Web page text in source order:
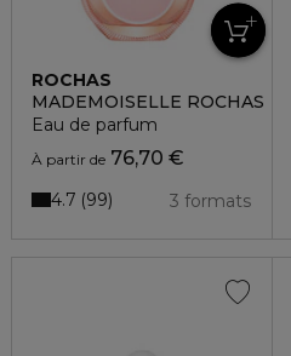
ROCHAS
MADEMOISELLE ROCHAS
Eau de parfum
À partir de 76,70 €
3 formats
4.7 99